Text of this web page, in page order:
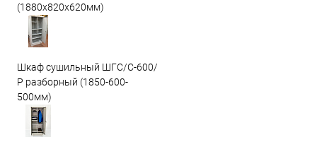
(1880x820x620мм)
Шкаф сушильный ШГС/С-600/
Р разборный (1850-600-
500мм)